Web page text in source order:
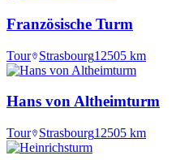
Französische Turm
Tour Strasbourg12505 km
Hans von Altheimturm
Tour Strasbourg12505 km